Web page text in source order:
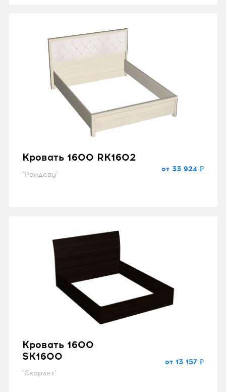
Кровать 1600 RK1602
"Рандеву"
от 33 924 ₽
Кровать 1600
SK1600
"Скарлет"
от 13 157 ₽